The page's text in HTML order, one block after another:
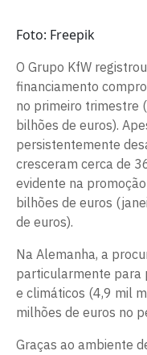
Foto: Freepik
O Grupo KfW
financiamento
no primeiro trimestre
bilhões de euros).
persistentemente
cresceram cerca de
evidente na
bilhões de euros
de euros).
Na Alemanha, a
particularmente para
e climáticos (4,9 mil
milhões de euros no
Graças ao ambiente